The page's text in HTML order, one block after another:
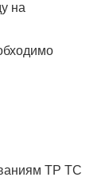
на
ТР ТС